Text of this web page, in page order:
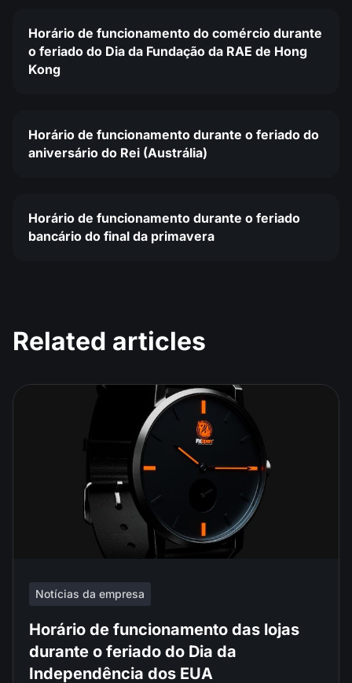
Horário de funcionamento do comércio durante
o feriado do Dia da Fundação da RAE de Hong
Kong
Horário de funcionamento durante o feriado do
aniversário do Rei (Austrália)
Horário de funcionamento durante o feriado
bancário do final da primavera
Related articles
Notícias da empresa
Horário de funcionamento das lojas
durante o feriado do Dia da
Independência dos EUA